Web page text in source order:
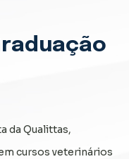
da Qualittas,
cursos veterinários